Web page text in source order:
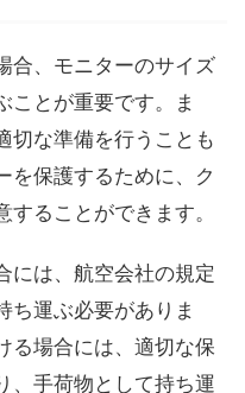
合、モニターのサイズ
ことが重要です。ま
切な準備を行うことも
を保護するために、ク
ることができます。
には、航空会社の規定
ち運ぶ必要がありま
る場合には、適切な保
、手荷物として持ち運